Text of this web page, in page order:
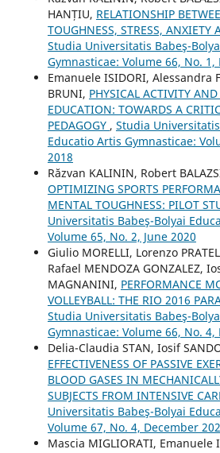
HANȚIU, RELATIONSHIP
TOUGHNESS, STRESS, ANXIETY
Studia Universitatis Babeş-
Gymnasticae: Volume 66, No. 1,
Emanuele ISIDORI, Alessandra
BRUNI, PHYSICAL ACTIVITY
EDUCATION: TOWARDS A
PEDAGOGY , Studia
Educatio Artis Gymnasticae:
2018
Răzvan KALININ, Robert
OPTIMIZING SPORTS
MENTAL TOUGHNESS: PILOT
Universitatis Babeş-Bolyai
Volume 65, No. 2, June 2020
Giulio MORELLI, Lorenzo
Rafael MENDOZA GONZALEZ,
MAGNANINI, PERFORMANCE
VOLLEYBALL: THE RIO 2016
Studia Universitatis Babeş-
Gymnasticae: Volume 66, No. 4,
Delia-Claudia STAN, Iosif
EFFECTIVENESS OF PASSIVE
BLOOD GASES IN
SUBJECTS FROM INTENSIVE
Universitatis Babeş-Bolyai
Volume 67, No. 4, December
Mascia MIGLIORATI, Emanuele